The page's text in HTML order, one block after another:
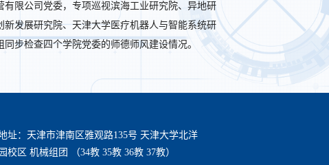
限公司党委，专项巡视滨海工业研究院、异地研
发展研究院、天津大学医疗机器人与智能系统研
步检查四个学院党委的师德师风建设情况。
址：天津市津南区雅观路135号 天津大学北洋
园校区 机械组团 （34教 35教 36教 37教）